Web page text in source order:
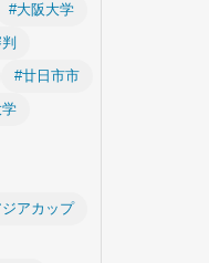
#大阪大学
#廿日市市
アカップ